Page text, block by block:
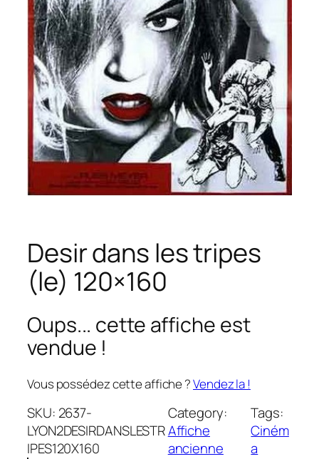
Desir dans les tripes
(le) 120×160
Oups... cette affiche est
vendue !
Vous possédez cette affiche ?Vendez la !
SKU: 2637-
LYON2DESIRDANSLESTR
IPES120X160
Category:
Affiche
ancienne
Tags:
Ciném
a